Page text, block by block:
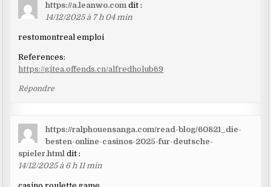
https://a.leanwo.com dit :
14/12/2025 à 7 h 04 min
restomontreal emploi
References:
https://gitea.offends.cn/alfredholub69
Répondre
https://ralphouensanga.com/read-blog/60821_die-
besten-online-casinos-2025-fur-deutsche-
spieler.html dit :
14/12/2025 à 6 h 11 min